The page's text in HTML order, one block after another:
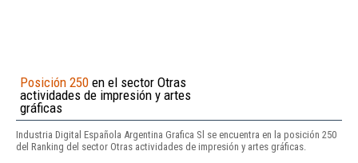
Posición 250 en el sector Otras
actividades de impresión y artes
gráficas
Industria Digital Española Argentina Grafica Sl se encuentra en la posición 250
del Ranking del sector Otras actividades de impresión y artes gráficas.